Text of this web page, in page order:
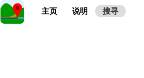
主页 说明 搜寻